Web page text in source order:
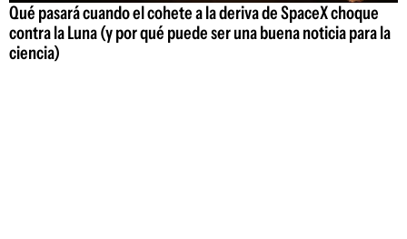
Qué pasará cuando el cohete a la deriva de SpaceX choque
contra la Luna (y por qué puede ser una buena noticia para la
ciencia)